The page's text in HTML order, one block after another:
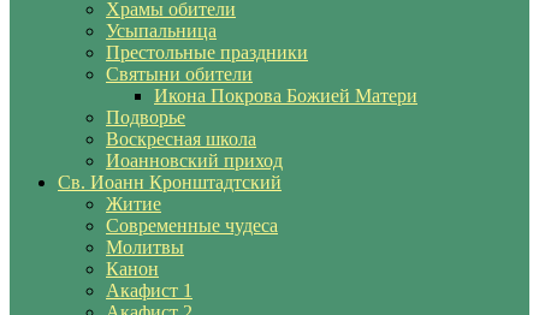
Храмы обители
Усыпальница
Престольные праздники
Святыни обители
Икона Покрова Божией Матери
Подворье
Воскресная школа
Иоанновский приход
Св. Иоанн Кронштадтский
Житие
Современные чудеса
Молитвы
Канон
Акафист 1